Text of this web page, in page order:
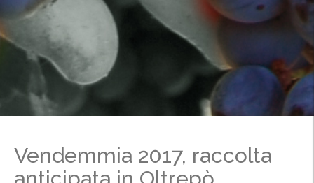
Vendemmia 2017, raccolta
anticipata in Oltrepò